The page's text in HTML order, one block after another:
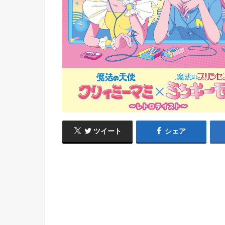
ツイート シェア